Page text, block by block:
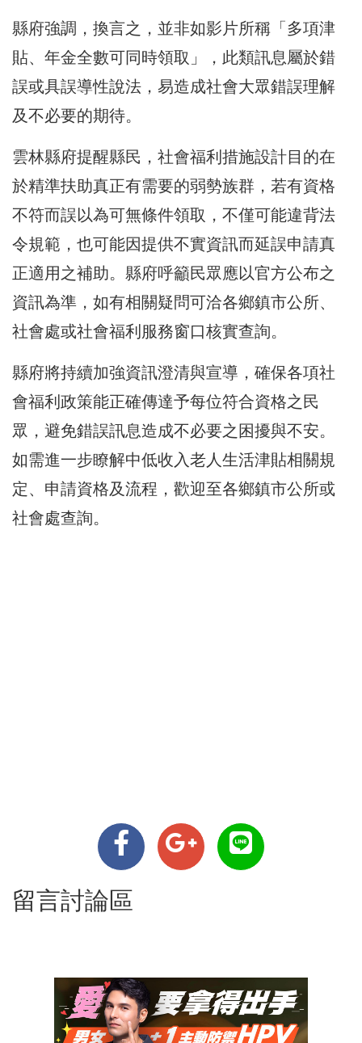
縣府強調，換言之，並非如影片所稱「多項津
貼、年金全數可同時領取」，此類訊息屬於錯
誤或具誤導性說法，易造成社會大眾錯誤理解
及不必要的期待。
雲林縣府提醒縣民，社會福利措施設計目的在
於精準扶助真正有需要的弱勢族群，若有資格
不符而誤以為可無條件領取，不僅可能違背法
令規範，也可能因提供不實資訊而延誤申請真
正適用之補助。縣府呼籲民眾應以官方公布之
資訊為準，如有相關疑問可洽各鄉鎮市公所、
社會處或社會福利服務窗口核實查詢。
縣府將持續加強資訊澄清與宣導，確保各項社
會福利政策能正確傳達予每位符合資格之民
眾，避免錯誤訊息造成不必要之困擾與不安。
如需進一步瞭解中低收入老人生活津貼相關規
定、申請資格及流程，歡迎至各鄉鎮市公所或
社會處查詢。
留言討論區